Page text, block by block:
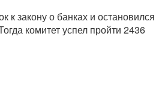
к закону о банках и остановился
комитет успел пройти 2436